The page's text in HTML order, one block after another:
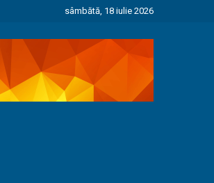
sâmbătă, 18 iulie 2026